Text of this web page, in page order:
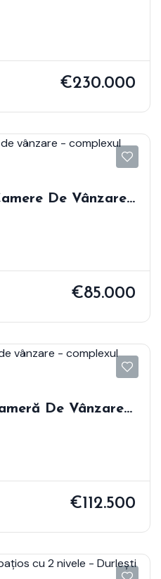
€230.000
De Vânzare -
Durlești
€85.000
De Vânzare -
Telecentru
€112.500